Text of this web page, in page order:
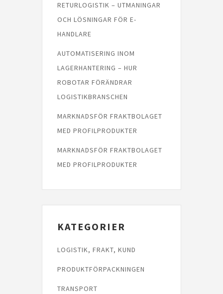
RETURLOGISTIK – UTMANINGAR
OCH LÖSNINGAR FÖR E-
HANDLARE
AUTOMATISERING INOM
LAGERHANTERING – HUR
ROBOTAR FÖRÄNDRAR
LOGISTIKBRANSCHEN
MARKNADSFÖR FRAKTBOLAGET
MED PROFILPRODUKTER
MARKNADSFÖR FRAKTBOLAGET
MED PROFILPRODUKTER
KATEGORIER
LOGISTIK, FRAKT, KUND
PRODUKTFÖRPACKNINGEN
TRANSPORT